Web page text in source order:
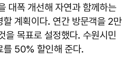
대폭 개선해 자연과 함께하는
할 계획이다. 연간 방문객을 2만
을 목표로 설정했다. 수원시민
를 50% 할인해 준다.